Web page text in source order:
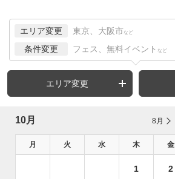
エリア変更 東京、大阪市 など
条件変更 フェス、無料イベント など
エリア変更
10月 8月
月 火 水 木 金
1 2